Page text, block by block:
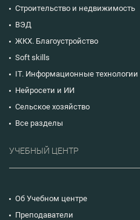
Строительство и недвижимость
ВЭД
ЖКХ. Благоустройство
Soft skills
IT. Информационные технологии
Нейросети и ИИ
Сельское хозяйство
Все разделы
УЧЕБНЫЙ ЦЕНТР
Об Учебном центре
Преподаватели